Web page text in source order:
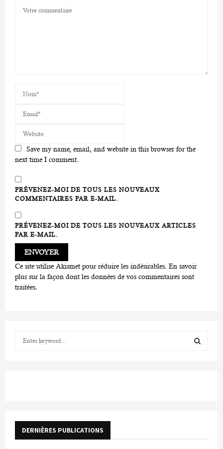
Save my name, email, and website in this browser for the
next time I comment.
PRÉVENEZ-MOI DE TOUS LES NOUVEAUX
COMMENTAIRES PAR E-MAIL.
PRÉVENEZ-MOI DE TOUS LES NOUVEAUX ARTICLES
PAR E-MAIL.
Ce site utilise Akismet pour réduire les indésirables. En savoir
plus sur la façon dont les données de vos commentaires sont
traitées.
r
DERNIÈRES PUBLICATIONS